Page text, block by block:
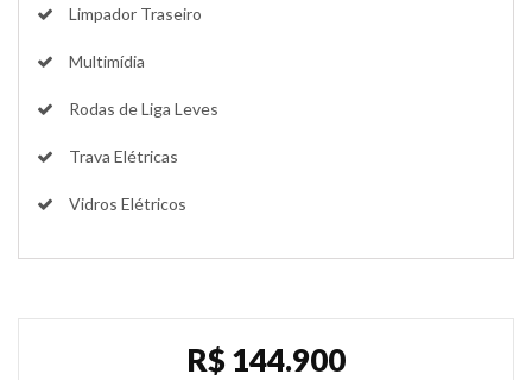
Limpador Traseiro
Multimídia
Rodas de Liga Leves
Trava Elétricas
Vidros Elétricos
R$ 144.900